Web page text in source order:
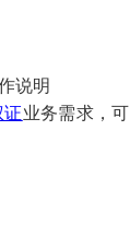
说明
证业务需求，可